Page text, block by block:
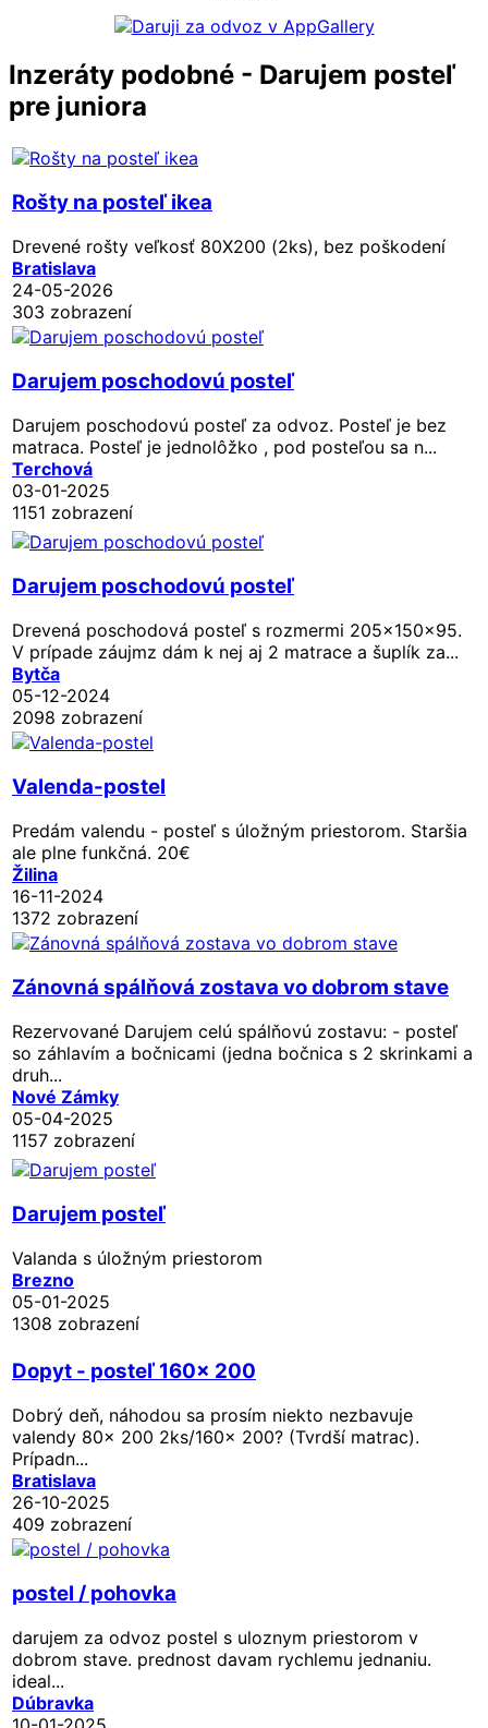
Inzeráty podobné - Darujem posteľ
pre juniora
Rošty na posteľ ikea
Drevené rošty veľkosť 80X200 (2ks), bez poškodení
Bratislava
24-05-2026
303 zobrazení
Darujem poschodovú posteľ
Darujem poschodovú posteľ za odvoz. Posteľ je bez
matraca. Posteľ je jednolôžko , pod posteľou sa n...
Terchová
03-01-2025
1151 zobrazení
Darujem poschodovú posteľ
Drevená poschodová posteľ s rozmermi 205x150x95.
V prípade záujmz dám k nej aj 2 matrace a šuplík za...
Bytča
05-12-2024
2098 zobrazení
Valenda-postel
Predám valendu - posteľ s úložným priestorom. Staršia
ale plne funkčná. 20€
Žilina
16-11-2024
1372 zobrazení
Zánovná spálňová zostava vo dobrom stave
Rezervované Darujem celú spálňovú zostavu: - posteľ
so záhlavím a bočnicami (jedna bočnica s 2 skrinkami a
druh...
Nové Zámky
05-04-2025
1157 zobrazení
Darujem posteľ
Valanda s úložným priestorom
Brezno
05-01-2025
1308 zobrazení
Dopyt - posteľ 160x 200
Dobrý deň, náhodou sa prosím niekto nezbavuje
valendy 80x 200 2ks/160x 200? (Tvrdší matrac).
Prípadn...
Bratislava
26-10-2025
409 zobrazení
postel / pohovka
darujem za odvoz postel s uloznym priestorom v
dobrom stave. prednost davam rychlemu jednaniu.
ideal...
Dúbravka